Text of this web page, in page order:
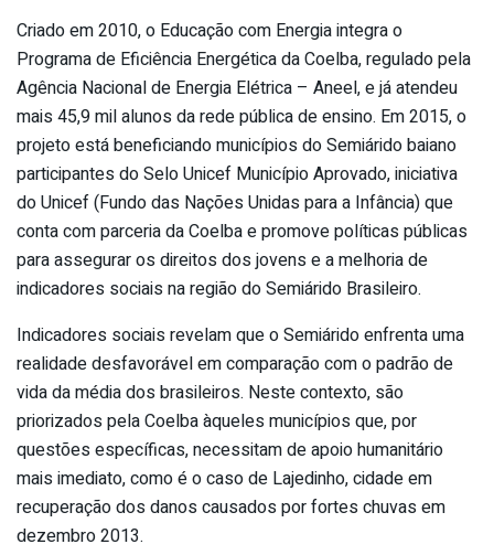
Criado em 2010, o Educação com Energia integra o
Programa de Eficiência Energética da Coelba, regulado pela
Agência Nacional de Energia Elétrica – Aneel, e já atendeu
mais 45,9 mil alunos da rede pública de ensino. Em 2015, o
projeto está beneficiando municípios do Semiárido baiano
participantes do Selo Unicef Município Aprovado, iniciativa
do Unicef (Fundo das Nações Unidas para a Infância) que
conta com parceria da Coelba e promove políticas públicas
para assegurar os direitos dos jovens e a melhoria de
indicadores sociais na região do Semiárido Brasileiro.
Indicadores sociais revelam que o Semiárido enfrenta uma
realidade desfavorável em comparação com o padrão de
vida da média dos brasileiros. Neste contexto, são
priorizados pela Coelba àqueles municípios que, por
questões específicas, necessitam de apoio humanitário
mais imediato, como é o caso de Lajedinho, cidade em
recuperação dos danos causados por fortes chuvas em
dezembro 2013.